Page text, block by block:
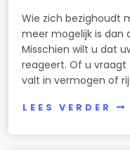
Wie zich bezighoudt
meer mogelijk is dan
Misschien wilt u dat
reageert. Of u
valt in vermogen of
LEES VERDER